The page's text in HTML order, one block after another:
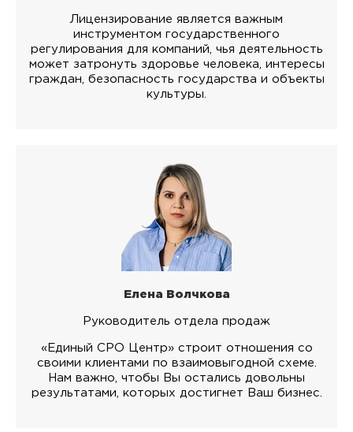
Лицензирование является важным
инструментом государственного
регулирования для компаний, чья деятельность
может затронуть здоровье человека, интересы
граждан, безопасность государства и объекты
культуры.
Елена Волчкова
Руководитель отдела продаж
«Единый СРО Центр» строит отношения со
своими клиентами по взаимовыгодной схеме.
Нам важно, чтобы Вы остались довольны
результатами, которых достигнет Ваш бизнес.